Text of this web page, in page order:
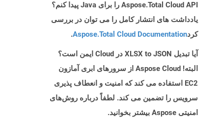
Aspose.Total Cloud API را برای Java پیدا کنم؟
یادداشت های انتشار کامل را می توان در بررسی
کردAspose.Total Cloud Documentation
.
آیا تبدیل XLSX to JSON در Cloud ایمن است؟
البته! Aspose Cloud از سرورهای ابری آمازون
EC2 استفاده می کند که امنیت و انعطاف پذیری
سرویس را تضمین می کند. لطفاً درباره روش‌های
امنیتی Aspose بیشتر بخوانید.